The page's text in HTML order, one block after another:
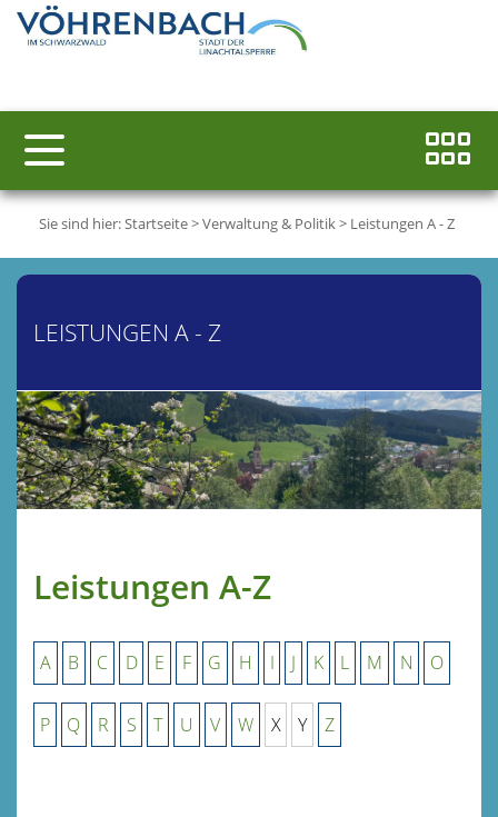
Sie sind hier:Startseite>Verwaltung & Politik> Leistungen A - Z
LEISTUNGEN A - Z
Leistungen A-Z
A B C D E F G H I J K L M N O
P Q R S T U V W X Y Z